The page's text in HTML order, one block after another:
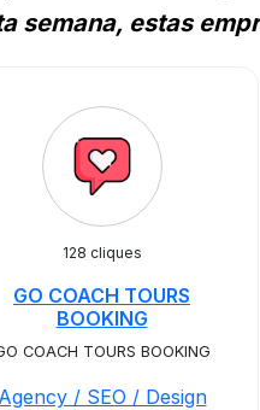
semana, estas
128 cliques
GO COACH TOURS
BOOKING
COACH TOURS BOOKING
Agency / SEO / Design